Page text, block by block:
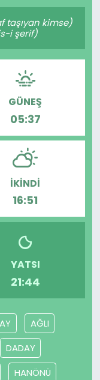
taşıyan kimse)
i şerif)
GÜNEŞ
05:37
İKINDI
16:51
YATSI
21:44
AĞLI
DADAY
HANÖNÜ